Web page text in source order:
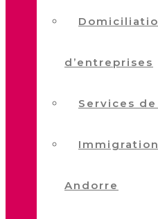
d’entreprises
Services
Andorre